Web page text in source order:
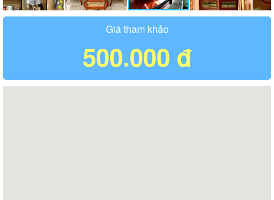
Giá tham khảo
500.000 đ